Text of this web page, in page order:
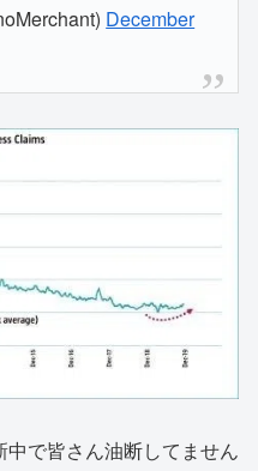
December
で皆さん油断してません